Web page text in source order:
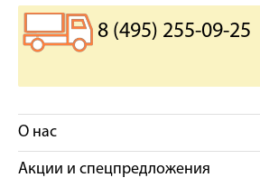
8 (495) 255-09-25
О нас
Акции и спецпредложения